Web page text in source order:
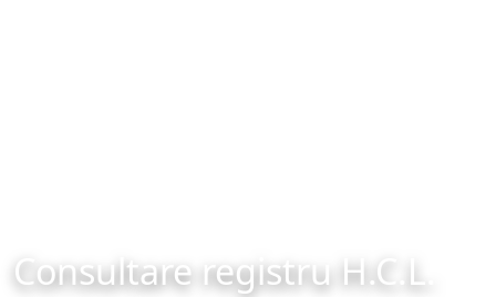
Consultare registru H.C.L.